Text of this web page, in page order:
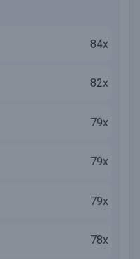
84x
82x
79x
79x
79x
78x